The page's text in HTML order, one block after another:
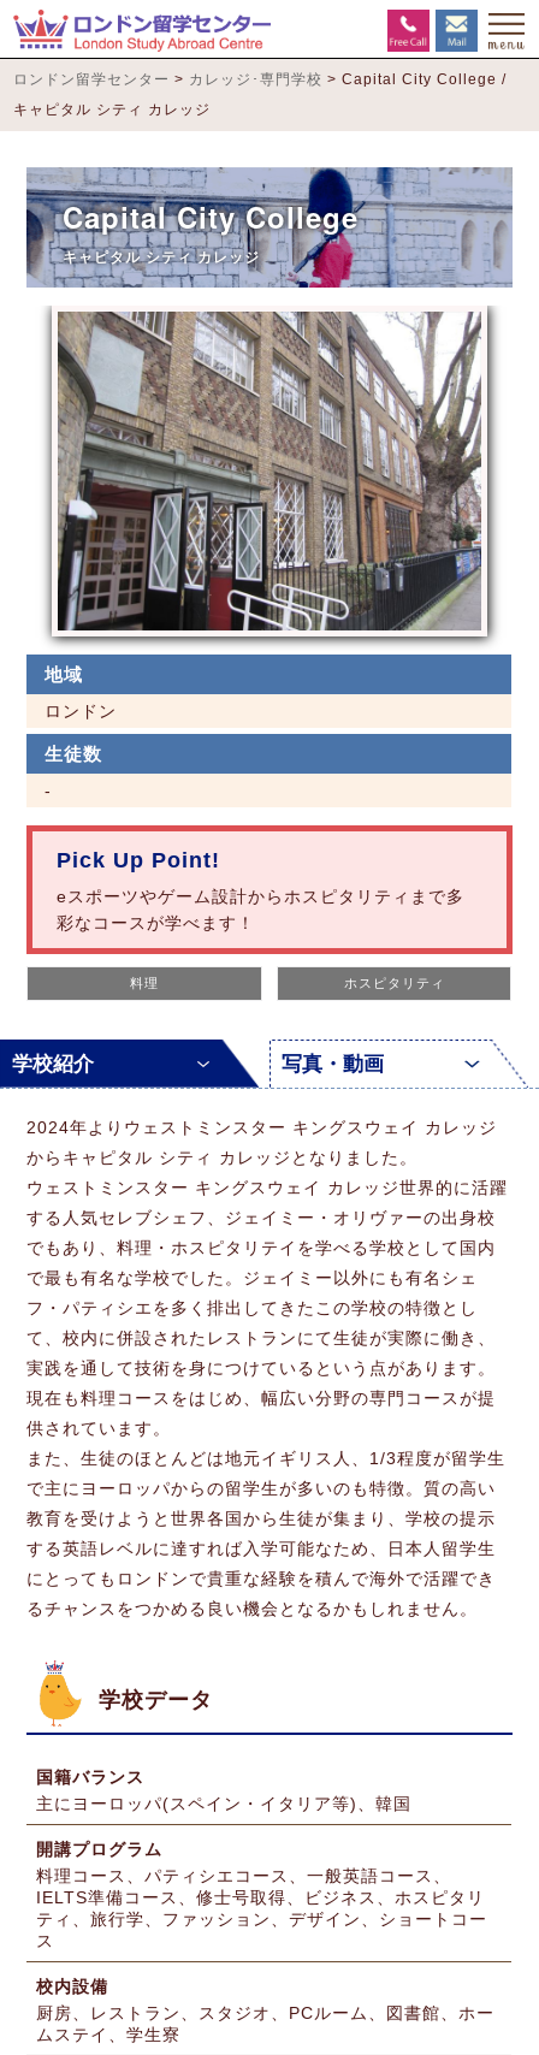
ロンドン留学センター > カレッジ･専門学校 >Capital City College /
キャピタル シティ カレッジ
Capital City College
キャピタル シティ カレッジ
地域
ロンドン
生徒数
-
Pick Up Point!
eスポーツやゲーム設計からホスピタリティまで多
彩なコースが学べます！
料理 ホスピタリティ
学校紹介 写真・動画
2024年よりウェストミンスター キングスウェイ カレッジ
からキャピタル シティ カレッジとなりました。
ウェストミンスター キングスウェイ カレッジ世界的に活躍
する人気セレブシェフ、ジェイミー・オリヴァーの出身校
でもあり、料理・ホスピタリテイを学べる学校として国内
で最も有名な学校でした。ジェイミー以外にも有名シェ
フ・パティシエを多く排出してきたこの学校の特徴とし
て、校内に併設されたレストランにて生徒が実際に働き、
実践を通して技術を身につけているという点があります。
現在も料理コースをはじめ、幅広い分野の専門コースが提
供されています。
また、生徒のほとんどは地元イギリス人、1/3程度が留学生
で主にヨーロッパからの留学生が多いのも特徴。質の高い
教育を受けようと世界各国から生徒が集まり、学校の提示
する英語レベルに達すれば入学可能なため、日本人留学生
にとってもロンドンで貴重な経験を積んで海外で活躍でき
るチャンスをつかめる良い機会となるかもしれません。
学校データ
国籍バランス
主にヨーロッパ(スペイン・イタリア等)、韓国
開講プログラム
料理コース、パティシエコース、一般英語コース、
IELTS準備コース、修士号取得、ビジネス、ホスピタリ
ティ、旅行学、ファッション、デザイン、ショートコー
ス
校内設備
厨房、レストラン、スタジオ、PCルーム、図書館、ホー
ムステイ、学生寮